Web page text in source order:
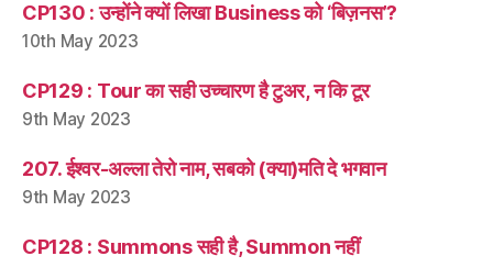
CP130 : उन्होंने क्यों लिखा Business को ‘बिज़नस’?
10th May 2023
CP129 : Tour का सही उच्चारण है टुअर, न कि टूर
9th May 2023
207. ईश्वर-अल्ला तेरो नाम, सबको (क्या)मति दे भगवान
9th May 2023
CP128 : Summons सही है, Summon नहीं